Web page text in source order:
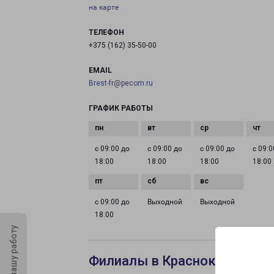
на карте
ТЕЛЕФОН
+375 (162) 35-50-00
EMAIL
Brest-fr@pecom.ru
ГРАФИК РАБОТЫ
с 09:00 до
18:00
с 09:00 до
18:00
с 09:00 до
18:00
с
18:00
с 09:00 до
18:00
Выходной Выходной
Филиалы в Краснокаменске